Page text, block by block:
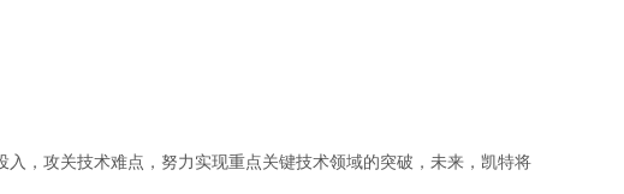
，攻关技术难点，努力实现重点关键技术领域的突破，未来，凯特将